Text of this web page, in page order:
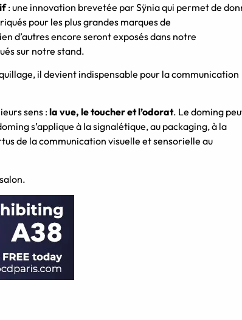
:une innovation brevetée parSÿniaqui permet de
pour les plus grandes marques de
d’autres encore seront exposés dans notre
sur notre stand.
il devient indispensable pour la communication
sens :la vue, le toucher et l’odorat. Ledoming
s’applique à la signalétique, au packaging, à la
de la communication visuelle et sensorielle au